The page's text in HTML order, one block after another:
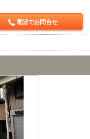
電話でお問合せ